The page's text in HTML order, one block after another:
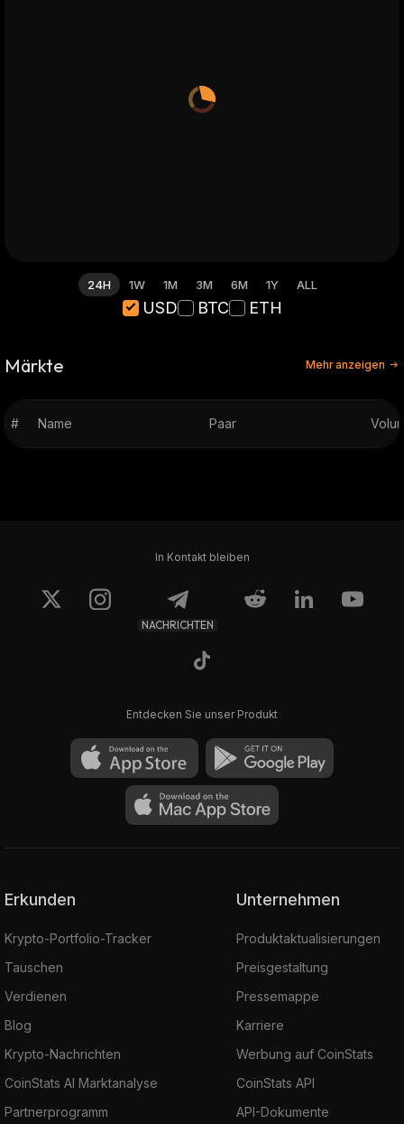
24H 1W 1M 3M 6M 1Y ALL
USD BTC ETH
Märkte Mehr anzeigen
# Name Paar
In Kontakt bleiben
NACHRICHTEN
Entdecken Sie unser Produkt
Erkunden
Krypto-Portfolio-Tracker
Tauschen
Verdienen
Blog
Krypto-Nachrichten
CoinStats AI Marktanalyse
Partnerprogramm
Unternehmen
Produktaktualisierungen
Preisgestaltung
Pressemappe
Karriere
Werbung auf CoinStats
CoinStats API
API-Dokumente